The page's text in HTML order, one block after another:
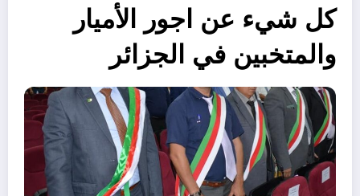
كل شيء عن اجور الأميار
والمتخبين في الجزائر